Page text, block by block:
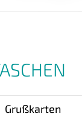
Grußkarten